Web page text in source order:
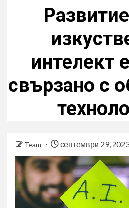
интелект
свързано с
Team септември 29, 2023